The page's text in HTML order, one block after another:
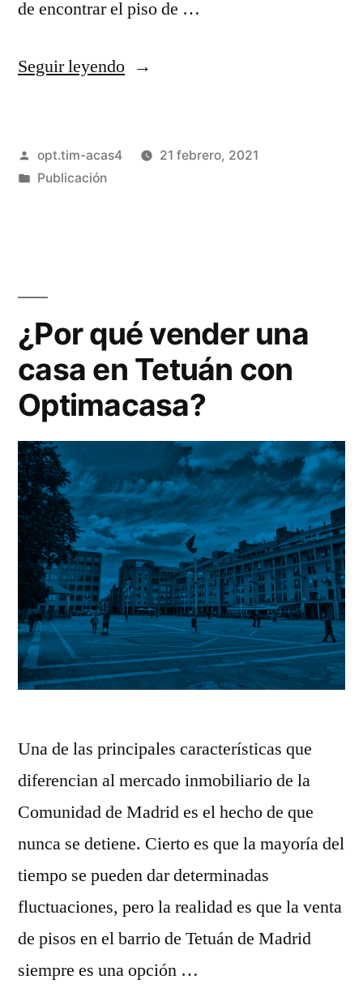
de encontrar el piso de …
Seguir leyendo
opt.tim-acas4
21 febrero, 2021
Publicación
¿Por qué vender una
casa en Tetuán con
Optimacasa?
Una de las principales características que
diferencian al mercado inmobiliario de la
Comunidad de Madrid es el hecho de que
nunca se detiene. Cierto es que la mayoría del
tiempo se pueden dar determinadas
fluctuaciones, pero la realidad es que la venta
de pisos en el barrio de Tetuán de Madrid
siempre es una opción …